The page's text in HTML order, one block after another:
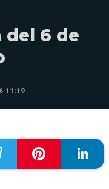
del 6 de
11:19